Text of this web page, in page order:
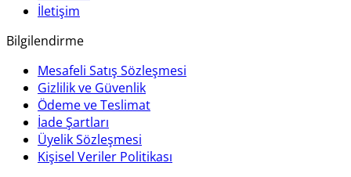
İletişim
Bilgilendirme
Mesafeli Satış Sözleşmesi
Gizlilik ve Güvenlik
Ödeme ve Teslimat
İade Şartları
Üyelik Sözleşmesi
Kişisel Veriler Politikası